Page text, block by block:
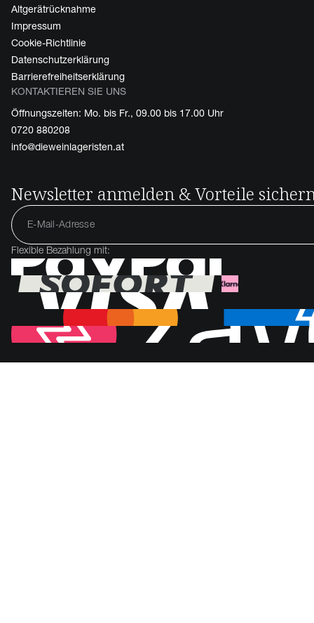
Altgerätrücknahme
Impressum
Cookie-Richtlinie
Datenschutzerklärung
Barrierefreiheitserklärung
KONTAKTIEREN SIE UNS
Öffnungszeiten: Mo. bis Fr., 09.00 bis 17.00 Uhr
0720 880208
info@dieweinlageristen.at
Newsletter anmelden & Vorteile
Flexible Bezahlung mit: